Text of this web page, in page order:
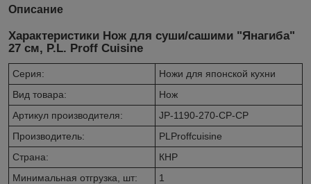
Описание
Характеристики Нож для суши/сашими "Янагиба"
27 см, P.L. Proff Cuisine
Серия:
Ножи для японской кухни
Вид товара:
Нож
Артикул производителя:
JP-1190-270-CP-CP
Производитель:
PLProffcuisine
Страна:
КНР
Минимальная отгрузка, шт:
1